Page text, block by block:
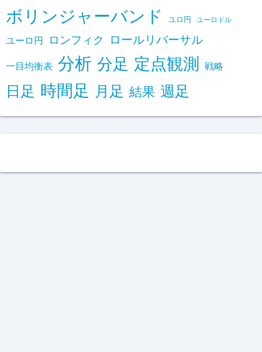
ボリンジャーバンド ユロ円 ユーロドル
ユーロ円 ロンフィク ロールリバーサル
一目均衡表 分析 分足 定点観測 戦略
日足 時間足 月足 結果 週足